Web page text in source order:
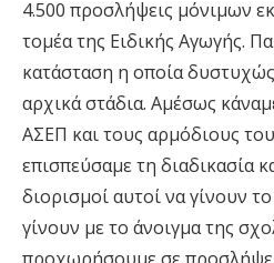
4.500 προσλήψεις μόνιμων
τομέα της Ειδικής Αγωγής.
κατάσταση η οποία
αρχικά στάδια. Αμέσως
ΑΣΕΠ και τους αρμόδιους
επισπεύσαμε τη διαδικασία
διορισμοί αυτοί να γίνουν
γίνουν με το άνοιγμα της